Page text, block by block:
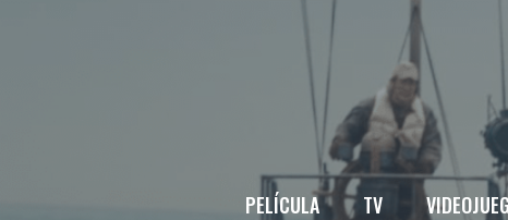
PELÍCULA TV